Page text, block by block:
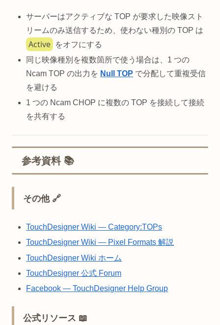
サーバーはアクティブな TOP が要求した映像スト
リームのみ送信するため、使わない種別の TOP は
Active
をオフにする
同じ映像種別を複数箇所で使う場合は、1 つの
Ncam TOP の出力を Null TOP で分配して重複受信
を避ける
1 つの Ncam CHOP に複数の TOP を接続して接続
を共有する
参考資料 📚
その他 🔗
TouchDesigner Wiki — Category:TOPs
TouchDesigner Wiki — Pixel Formats 解説
TouchDesigner Wiki ホーム
TouchDesigner 公式 Forum
Facebook — TouchDesigner Help Group
公式リソース 📖